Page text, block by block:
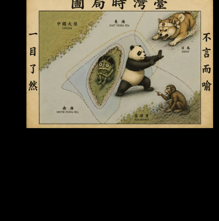
秋萬事」專訪時表示，外交部完全失去自己的立
場，嚴重損害 台灣海域的經濟